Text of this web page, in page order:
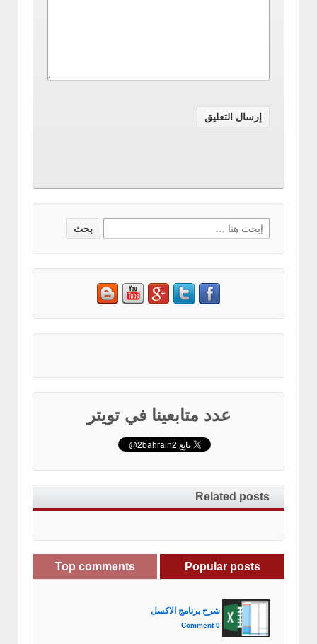
Search
for:
عدد متابعينا في تويتر
Related posts
Popular posts
Top comments
شرح برنامج الاكسل
0 Comment